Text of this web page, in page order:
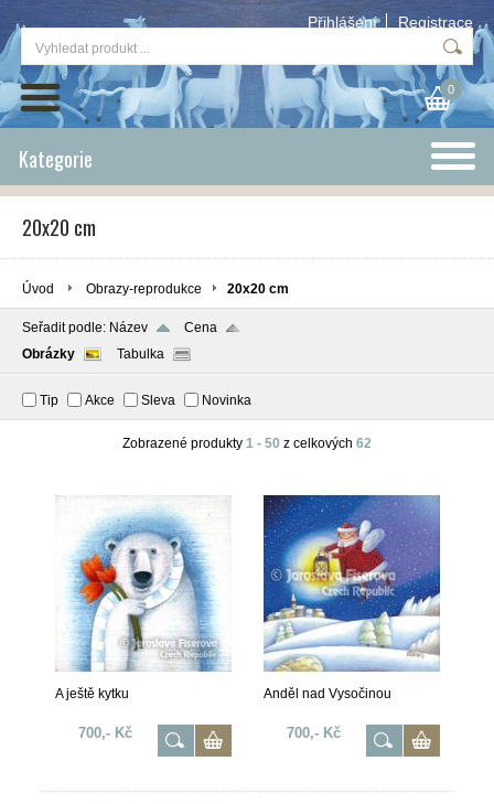
Přihlášení Registrace
0
Kategorie
20x20 cm
Úvod Obrazy-reprodukce 20x20 cm
Seřadit podle: Název
Cena
Obrázky
Tabulka
Tip Akce Sleva Novinka
Zobrazené produkty 1 - 50 z celkových 62
A ještě kytku
700,- Kč
Anděl nad Vysočinou
700,- Kč